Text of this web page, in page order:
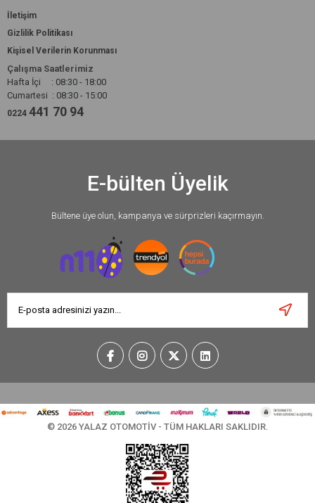
İletişim
Gizlilik Politikası
Kişisel Verilerin Korunması
Çalışma Saatlerimiz
Hafta İçi : 08:30 - 18:00
Cumartesi : 08:30 - 15:00
0224 441 70 94
E-bülten Üyelik
Bültene üye olun, kampanya ve sürprizleri kaçırmayın.
© 2026 YALAZ OTOMOTİV - TÜM HAKLARI SAKLIDIR.